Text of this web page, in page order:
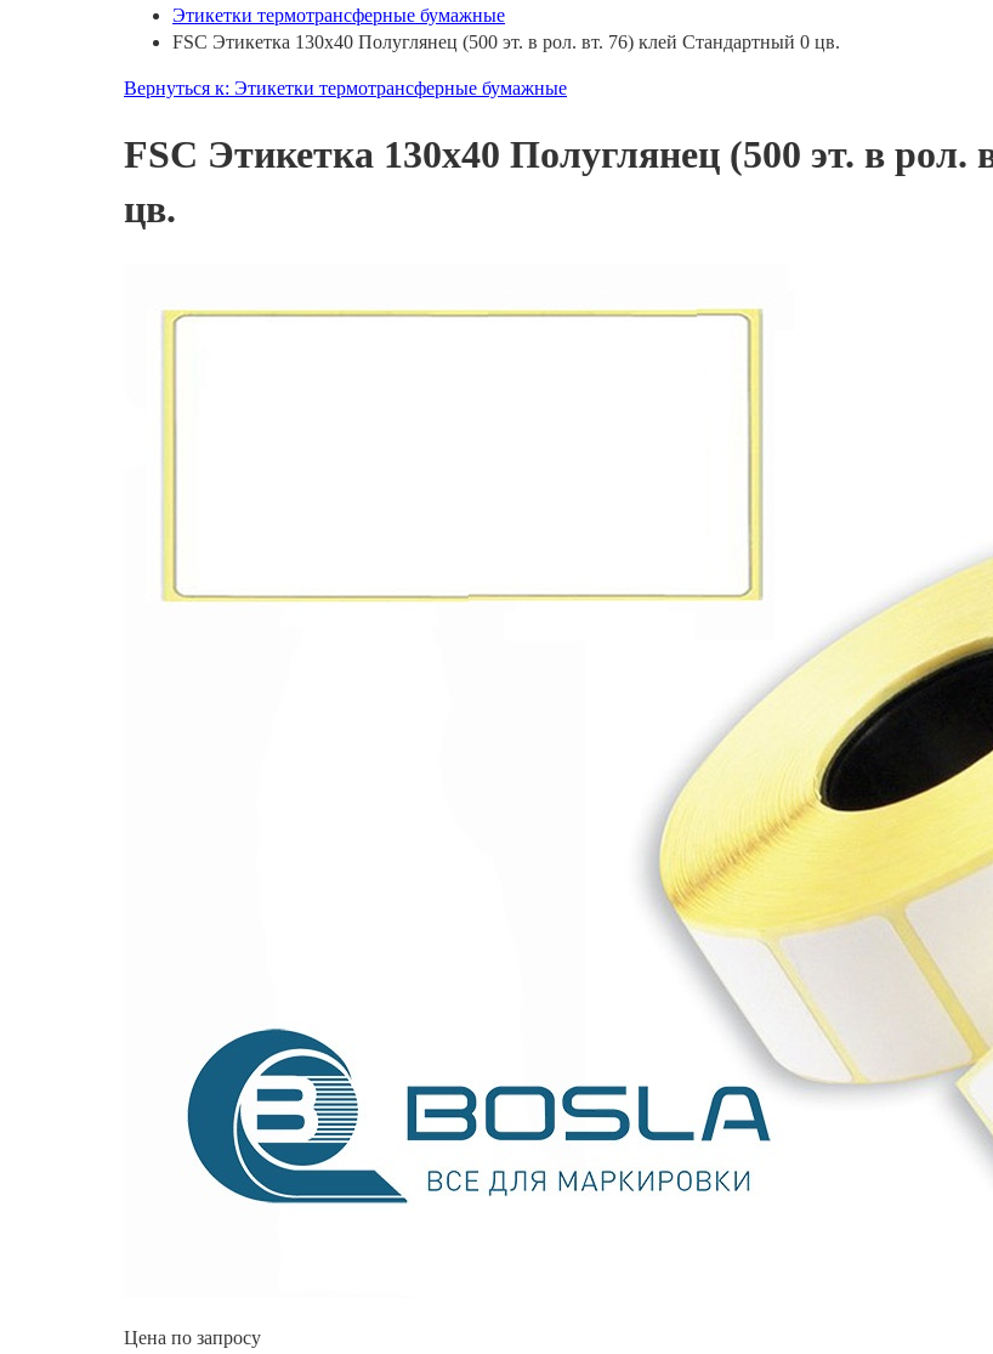
Этикетки термотрансферные бумажные
FSC Этикетка 130х40 Полуглянец (500 эт. в рол. вт. 76) клей Стандартный 0 цв.
Вернуться к: Этикетки термотрансферные бумажные
FSC Этикетка 130х40 Полуглянец (500 эт. в
цв.
Цена по запросу